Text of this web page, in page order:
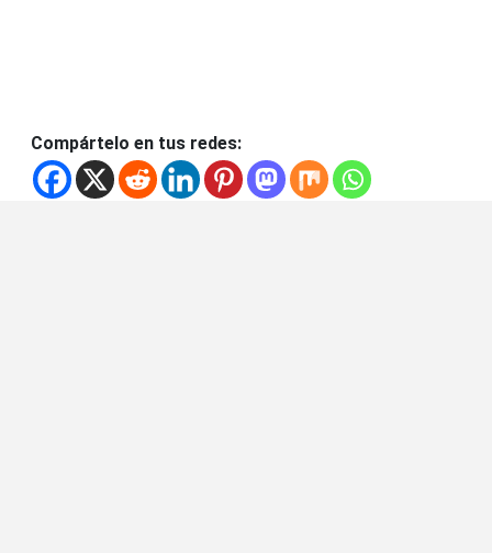
Compártelo en tus redes: